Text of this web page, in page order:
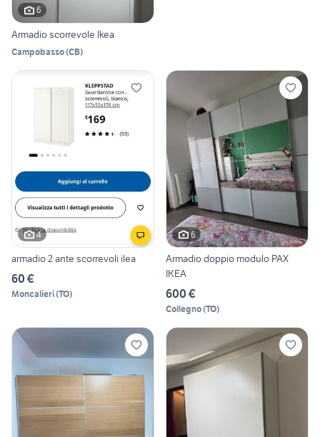
6
Armadio scorrevole Ikea
Campobasso(CB)
4
armadio 2 ante scorrevoli ilea
60 €
Moncalieri(TO)
6
Armadio doppio modulo PAX
IKEA
600 €
Collegno(TO)